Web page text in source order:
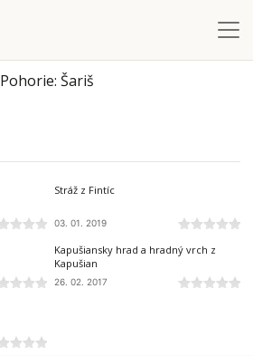
Pohorie: Šariš
ŠARIŠ
Stráž z Fintíc
03. 01. 2019
ŠARIŠ
Kapušiansky hrad a hradný vrch z
Kapušian
26. 02. 2017